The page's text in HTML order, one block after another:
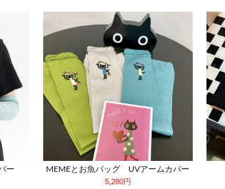
ー
MEMEとお魚バッグ UVアームカバー
5,280円